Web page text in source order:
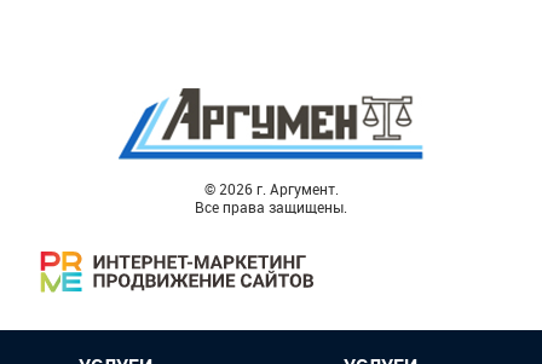
© 2026 г. Аргумент.
Все права защищены.